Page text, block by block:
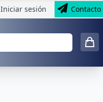
Iniciar sesión Contacto